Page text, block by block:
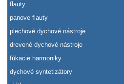
flauty
panove flauty
plechové dychové nástroje
drevené dychové nástroje
fúkacie harmoniky
dychové syntetizátory